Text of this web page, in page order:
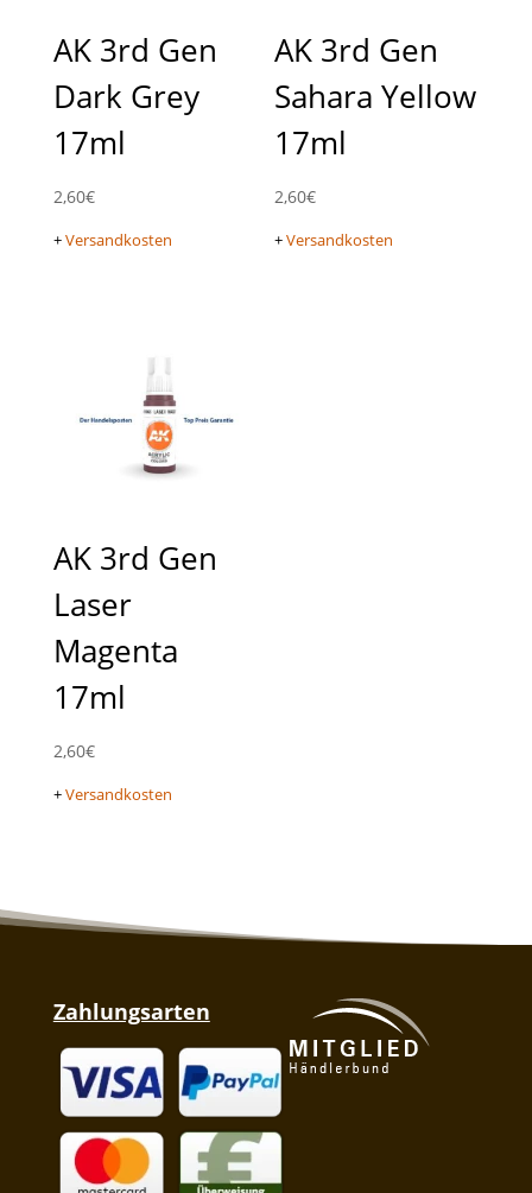
AK 3rd Gen
Dark Grey
17ml
2,60€
+Versandkosten
AK 3rd Gen
Sahara Yellow
17ml
2,60€
+Versandkosten
AK 3rd Gen
Laser
Magenta
17ml
2,60€
+Versandkosten
Zahlungsarten